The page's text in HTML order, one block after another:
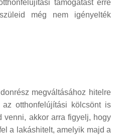
támogatást erre
még nem igényelték
megváltásához hitelre
otthonfelújítási kölcsönt is
venni, akkor arra figyelj, hogy
a lakáshitelt, amelyik majd a